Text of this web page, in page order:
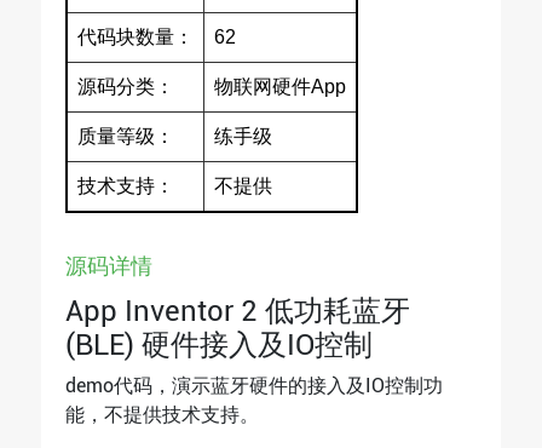
代码块数量： 62
源码分类： 物联网硬件App
质量等级： 练手级
技术支持： 不提供
源码详情
App Inventor 2 低功耗蓝牙
(BLE) 硬件接入及IO控制
demo代码，演示蓝牙硬件的接入及IO控制功
能，不提供技术支持。